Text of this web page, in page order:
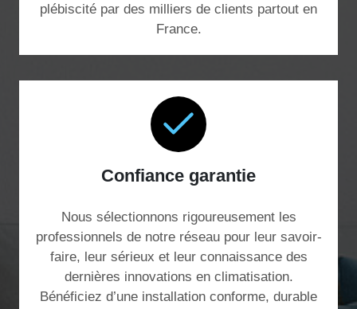
plébiscité par des milliers de clients partout en
France.
Confiance garantie
Nous sélectionnons rigoureusement les
professionnels de notre réseau pour leur savoir-
faire, leur sérieux et leur connaissance des
dernières innovations en climatisation.
Bénéficiez d’une installation conforme, durable